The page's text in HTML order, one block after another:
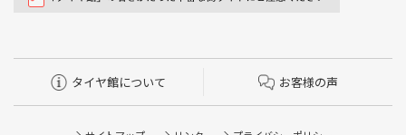
タイヤ館について お客様の声